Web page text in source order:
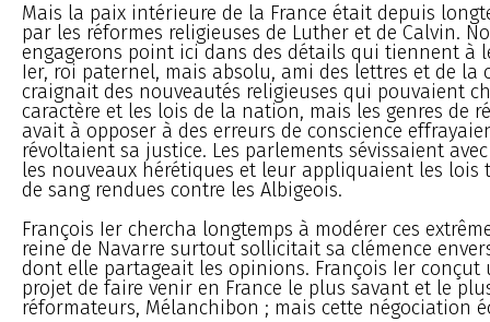
Mais la paix intérieure de la France était depuis
par les réformes religieuses de Luther et de Calvin.
engagerons point ici dans des détails qui tiennent à
Ier, roi paternel, mais absolu, ami des lettres et de la
craignait des nouveautés religieuses qui pouvaient
caractère et les lois de la nation, mais les genres de
avait à opposer à des erreurs de conscience
révoltaient sa justice. Les parlements sévissaient
les nouveaux hérétiques et leur appliquaient les lois
de sang rendues contre les Albigeois.
François Ier chercha longtemps à modérer ces
reine de Navarre surtout sollicitait sa clémence
dont elle partageait les opinions. François Ier conçut
projet de faire venir en France le plus savant et le
réformateurs, Mélanchibon ; mais cette négociation